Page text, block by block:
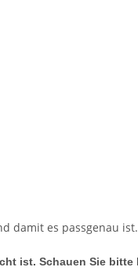
damit es passgenau ist.
ist. Schauen Sie bitte